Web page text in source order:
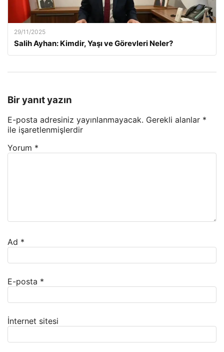
29/11/2025
Salih Ayhan: Kimdir, Yaşı ve Görevleri Neler?
Bir yanıt yazın
E-posta adresiniz yayınlanmayacak. Gerekli alanlar *
ile işaretlenmişlerdir
Yorum *
Ad *
E-posta *
İnternet sitesi